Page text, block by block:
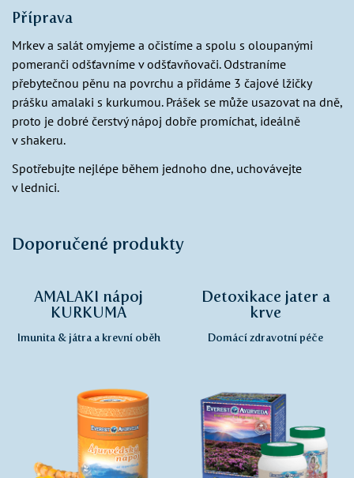
Příprava
Mrkev a salát omyjeme a očistíme a spolu s oloupanými
pomeranči odšťavníme v odšťavňovači. Odstraníme
přebytečnou pěnu na povrchu a přidáme 3 čajové lžičky
prášku amalaki s kurkumou. Prášek se může usazovat na dně,
proto je dobré čerstvý nápoj dobře promíchat, ideálně
v shakeru.
Spotřebujte nejlépe během jednoho dne, uchovávejte
v lednici.
Doporučené produkty
AMALAKI nápoj
KURKUMA
Imunita & játra a krevní oběh
Detoxikace jater a
krve
Domácí zdravotní péče